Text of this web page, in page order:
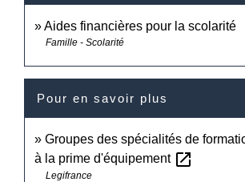
Aides financières pour la scolarité
Famille - Scolarité
Pour en savoir plus
Groupes des spécialités de
à la prime d'équipement open_in_new
Legifrance